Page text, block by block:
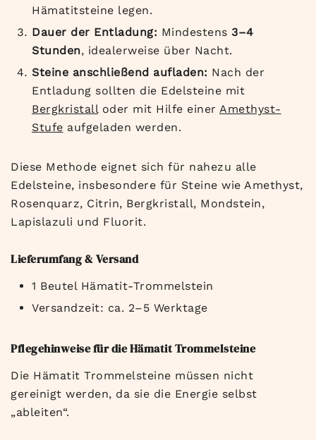
Hämatitsteine legen.
Dauer der Entladung: Mindestens 3–4
Stunden, idealerweise über Nacht.
Steine anschließend aufladen: Nach der
Entladung sollten die Edelsteine mit
Bergkristalloder mit Hilfe einer Amethyst-
Stufe aufgeladen werden.
Diese Methode eignet sich für nahezu alle
Edelsteine, insbesondere für Steine wie Amethyst,
Rosenquarz, Citrin, Bergkristall, Mondstein,
Lapislazuli und Fluorit.
Lieferumfang & Versand
1 Beutel Hämatit-Trommelstein
Versandzeit: ca. 2–5 Werktage
Pflegehinweise für die Hämatit Trommelsteine
Die Hämatit Trommelsteine müssen nicht
gereinigt werden, da sie die Energie selbst
„ableiten“.